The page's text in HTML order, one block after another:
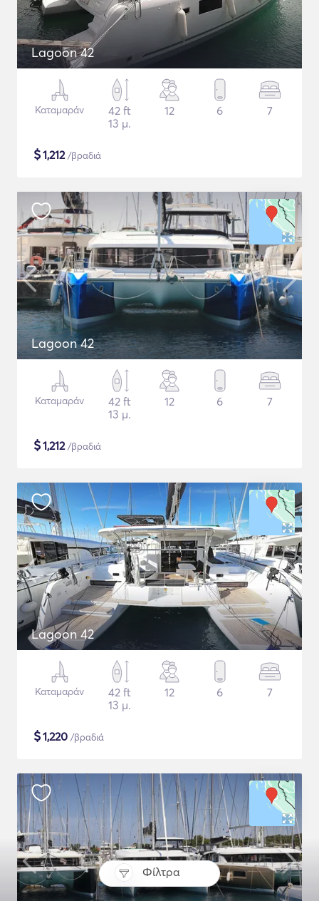
Φίλτρα
Lagoon 42
Καταμαράν
42 ft
13 μ.
12 6 7
$1,212/βραδιά
Lagoon 42
Καταμαράν
42 ft
13 μ.
12 6 7
$1,212/βραδιά
Lagoon 42
Καταμαράν
42 ft
13 μ.
12 6 7
$1,220 /βραδιά